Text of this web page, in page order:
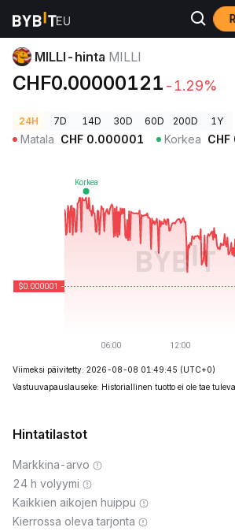
Kryptohinnat
MILLI-hinta MILLI
CHF0.00000121 -1.29%
24H 7D 14D 30D 60D 200D 1Y
Matala CHF 0.000001 Korkea CHF
Viimeksi päivitetty: 2026-08-08 01:49:45 (UTC+0)
Vastuuvapauslauseke: Historiallinen tuotto ei ole tae
Hintatilastot
Markkina-arvo
24 h volyymi
Kaikkien aikojen huippu
Kierrossa oleva tarjonta